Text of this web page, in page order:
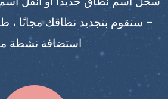
– سنقوم بتجديد نطاقك مجانًا ،
استضافة نشطة